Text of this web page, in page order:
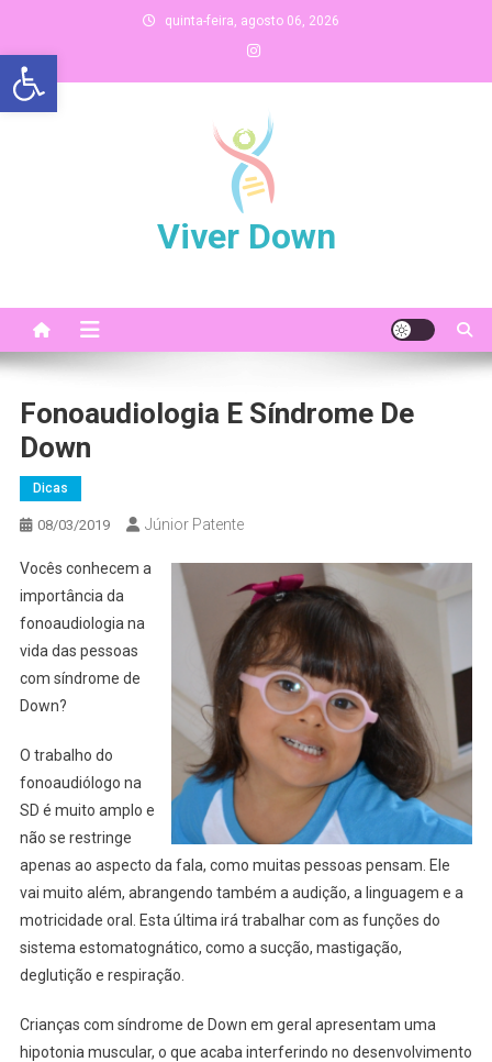
Abrir a barra de ferramentas
content
quinta-feira, agosto 06, 2026
Viver Down
Fonoaudiologia E Síndrome De
Down
Dicas
08/03/2019 Júnior Patente
Vocês conhecem a
importância da
fonoaudiologia na
vida das pessoas
com síndrome de
Down?
O trabalho do
fonoaudiólogo na
SD é muito amplo e
não se restringe
apenas ao aspecto da fala, como muitas pessoas pensam. Ele
vai muito além, abrangendo também a audição, a linguagem e a
motricidade oral. Esta última irá trabalhar com as funções do
sistema estomatognático, como a sucção, mastigação,
deglutição e respiração.
Crianças com síndrome de Down em geral apresentam uma
hipotonia muscular, o que acaba interferindo no desenvolvimento